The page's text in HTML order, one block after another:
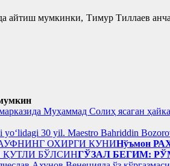
айтиш мумкинки, Тимур Тиллаев
Нўъмон
ГЎЗАЛ БЕГИМ: